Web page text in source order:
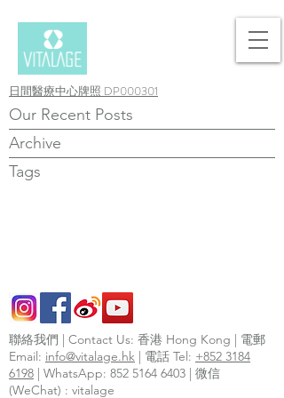
日間醫療中心牌照 DP000301
Our Recent Posts
Archive
Tags
聯絡我們 | Contact Us: 香港 Hong Kong | 電郵
Email: info@vitalage.hk | 電話 Tel: +852 3184
6198 | WhatsApp: 852 5164 6403 | 微信
(WeChat) : vitalage